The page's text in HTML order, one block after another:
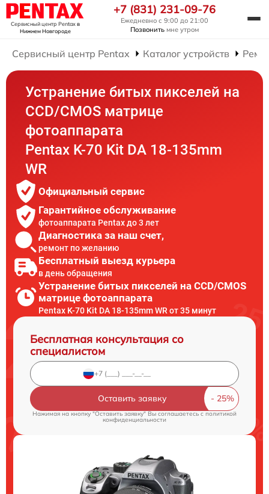
Сервисный центр Pentaxв
Нижнем Новгороде
+7 (831) 231-09-76
Ежедневно с 9:00 до 21:00
Позвонить мне утром
Сервисный центр Pentax Каталог устройств
Устранение битых пикселей на
CCD/CMOS матрице
фотоаппарата
Pentax K-70 Kit DA 18-135mm
WR
Официальный сервис
Гарантийное обслуживание
фотоаппарата Pentax до 3 лет
Диагностика за наш счет,
ремонт по желанию
Бесплатный выезд курьера
в день обращения
Устранение битых пикселей на CCD/CMOS
матрице фотоаппарата
Pentax K-70 Kit DA 18-135mm WR от 35 минут
Бесплатная консультация со
специалистом
Оставить заявку
Нажимая на кнопку "Оставить заявку" Вы соглашаетесь cполитикой
конфиденциальности